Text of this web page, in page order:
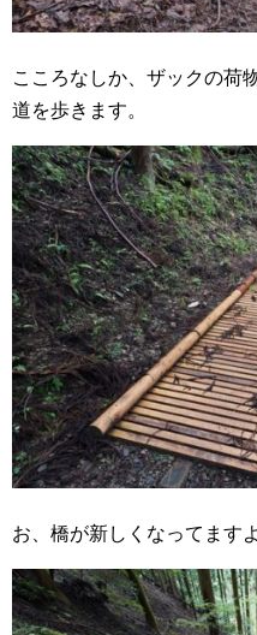
こころなしか、ザックの荷
道を歩きます。
お、橋が新しくなってますよ